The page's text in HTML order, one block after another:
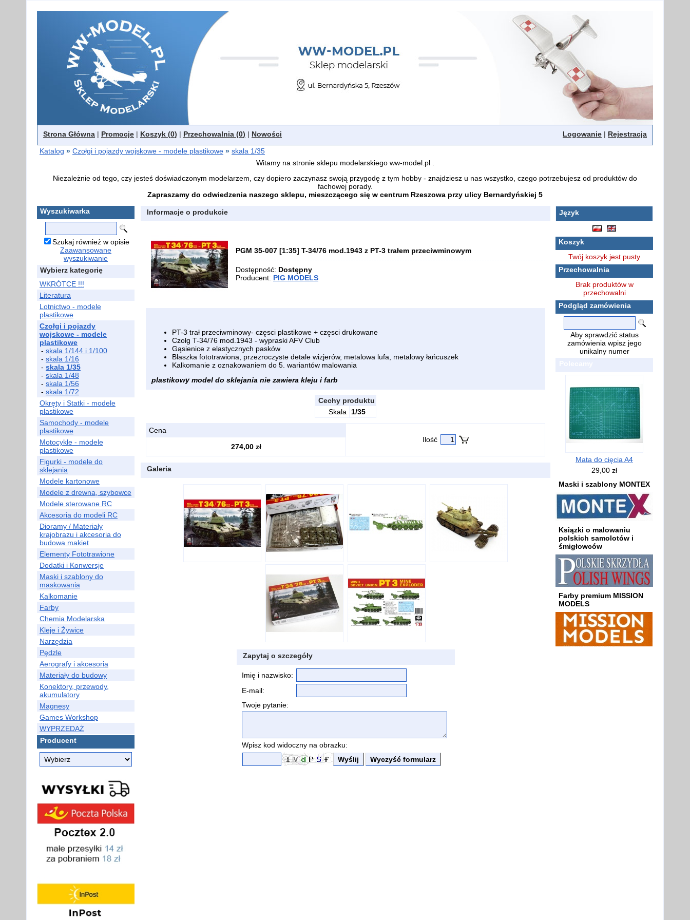
Strona Główna | Promocje | Koszyk (0) | Przechowalnia (0) | Nowości Logowanie | Rejestracja
Katalog » Czołgi i pojazdy wojskowe - modele plastikowe » skala 1/35
Witamy na stronie sklepu modelarskiego ww-model.pl .
Niezależnie od tego, czy jesteś doświadczonym modelarzem, czy dopiero zaczynasz swoją przygodę z tym hobby - znajdziesz u nas wszystko, czego potrzebujesz od produktów do
fachowej porady.
Zapraszamy do odwiedzenia naszego sklepu, mieszczącego się w centrum Rzeszowa przy ulicy Bernardyńskiej 5
Wyszukiwarka
Szukaj również w opisie
Zaawansowane
wyszukiwanie
Wybierz kategorię
WKRÓTCE !!!
Literatura
Lotnictwo - modele
plastikowe
Czołgi i pojazdy
wojskowe - modele
plastikowe
- skala 1/144 i 1/100
- skala 1/16
- skala 1/35
- skala 1/48
- skala 1/56
- skala 1/72
Okręty i Statki - modele
plastikowe
Samochody - modele
plastikowe
Motocykle - modele
plastikowe
Figurki - modele do
sklejania
Modele kartonowe
Modele z drewna, szybowce
Modele sterowane RC
Akcesoria do modeli RC
Dioramy / Materiały
krajobrazu i akcesoria do
budowa makiet
Elementy Fototrawione
Dodatki i Konwersje
Maski i szablony do
maskowania
Kalkomanie
Farby
Chemia Modelarska
Kleje i Żywice
Narzędzia
Pędzle
Aerografy i akcesoria
Materiały do budowy
Konektory, przewody,
akumulatory
Magnesy
Games Workshop
WYPRZEDAŻ
Producent
Informacje o produkcie
PGM 35-007 [1:35] T-34/76 mod.1943 z PT-3 trałem przeciwminowym
Dostępność: Dostępny
Producent: PIG MODELS
PT-3 trał przeciwminowy- częsci plastikowe + częsci drukowane
Czołg T-34/76 mod.1943 - wypraski AFV Club
Gąsienice z elastycznych pasków
Blaszka fototrawiona, przezroczyste detale wizjerów, metalowa lufa, metalowy łańcuszek
Kalkomanie z oznakowaniem do 5. wariantów malowania
plastikowy model do sklejania nie zawiera kleju i farb
Cechy produktu
Skala
1/35
Cena
Ilość
274,00 zł
Galeria
Zapytaj o szczegóły
Imię i nazwisko:
E-mail:
Twoje pytanie:
Wpisz kod widoczny na obrazku:
Język
Koszyk
Twój koszyk jest pusty
Przechowalnia
Brak produktów w
przechowalni
Podgląd zamówienia
Aby sprawdzić status
zamówienia wpisz jego
unikalny numer
Mata do cięcia A4
29,00 zł
Maski i szablony MONTEX
Ksiązki o malowaniu
polskich samolotów i
śmigłowców
Farby premium MISSION
MODELS